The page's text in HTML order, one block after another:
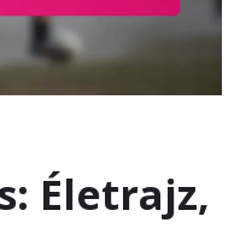
Életrajz,